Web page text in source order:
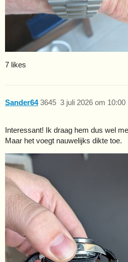
7 likes
Sander64 3 juli 2026 om 10:00
3645
Interessant! Ik draag hem dus wel
Maar het voegt nauwelijks dikte toe.